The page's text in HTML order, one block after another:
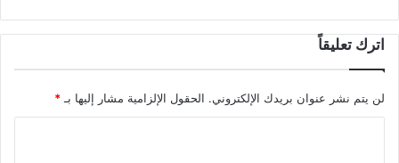
اترك تعليقاً
لن يتم نشر عنوان بريدك الإلكتروني. الحقول الإلزامية مشار إليها بـ *